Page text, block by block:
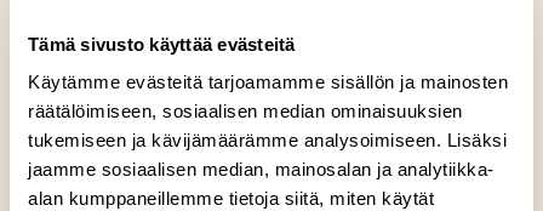
Tämä sivusto käyttää evästeitä
Käytämme evästeitä tarjoamamme sisällön ja mainosten
räätälöimiseen, sosiaalisen median ominaisuuksien
tukemiseen ja kävijämäärämme analysoimiseen. Lisäksi
jaamme sosiaalisen median, mainosalan ja analytiikka-
alan kumppaneillemme tietoja siitä, miten käytät
lusikallisella. Kiiltävän hehkuva tumman violetti väri
houkuttelee maistamaan. Herkuttele hillolla jäätelön
kaverina tai tuo marjaisaa makunautintoa
leipomuksiisi.